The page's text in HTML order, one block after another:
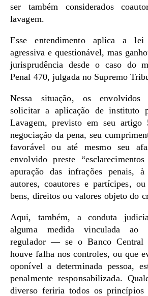
ser também considerados
lavagem.
Esse entendimento aplica a
agressiva e questionável, mas
jurisprudência desde o caso do
Penal 470, julgada no Supremo
Nessa situação, os envolvidos
solicitar a aplicação de instituto
Lavagem, previsto em seu artigo
negociação da pena, seu
favorável ou até mesmo seu
envolvido preste
apuração das infrações penais,
autores, coautores e partícipes,
bens, direitos ou valores objeto do
Aqui, também, a conduta
alguma medida vinculada ao
regulador — se o Banco Central
houve falha nos controles, ou que
oponível a determinada pessoa,
penalmente responsabilizada.
diverso feriria todos os princípios